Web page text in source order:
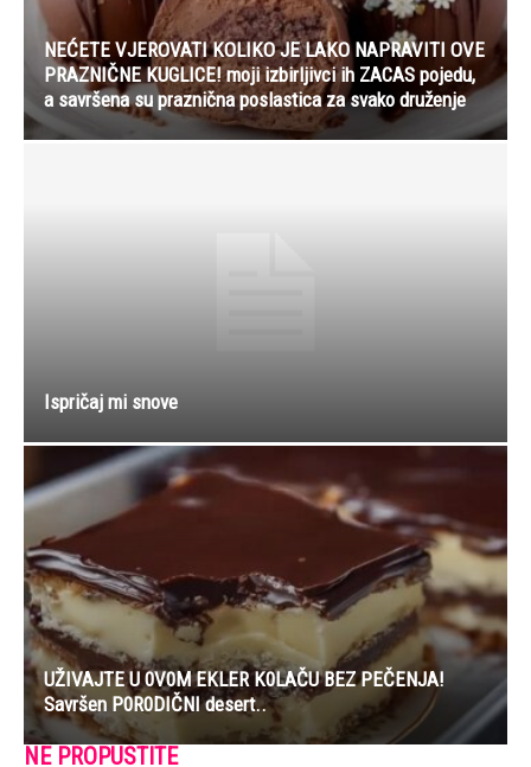
NEĆETE VJEROVATI KOLIKO JE LAKO NAPRAVITI OVE
PRAZNIČNE KUGLICE! moji izbirljivci ih ZACAS pojedu,
a savršena su praznična poslastica za svako druženje
Ispričaj mi snove
UŽIVAJTE U 0V0M EKLER K0LAČU BEZ PEČENJA!
Savršen P0R0DIČNI desert..
NE PROPUSTITE